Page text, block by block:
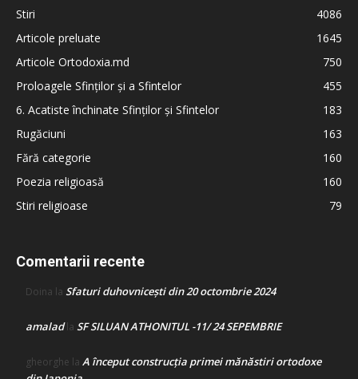
Stiri
4086
Articole preluate
1645
Articole Ortodoxia.md
750
Proloagele Sfinților și a Sfintelor
455
6. Acatiste închinate Sfinților și Sfintelor
183
Rugăciuni
163
Fără categorie
160
Poezia religioasă
160
Stiri religioase
79
Comentarii recente
Doina la Sfaturi duhovnicești din 20 octombrie 2024
amaladla SF SILUAN ATHONITUL -11/ 24 SEPEMBRIE
gheorghe la A început construcţia primei mănăstiri ortodoxe